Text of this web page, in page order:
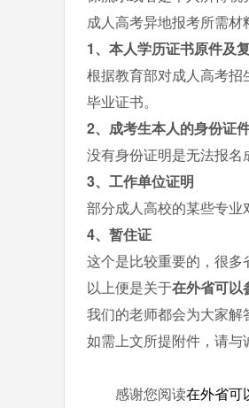
成人高考异地报考所需材
1、本人学历证书原件及
根据教育部对成人高考
毕业证书。
2、成考生本人的身份证
没有身份证明是无法报名
3、工作单位证明
部分成人高校的某些专业
4、暂住证
这个是比较重要的，很多
以上便是关于在外省可以
我们的老师都会为大家解
如需上文所提附件，请与
感谢您阅读在外省可